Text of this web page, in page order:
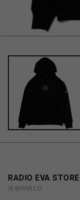
RADIO EVA STORE
渋谷PARCO